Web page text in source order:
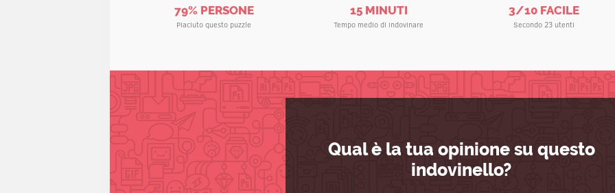
Qual è la tua opinione su questo
indovinello?
79% PERSONE
Piaciuto questo puzzle
15 MINUTI
Tempo medio di indovinare
3/10 FACILE
Secondo 23 utenti